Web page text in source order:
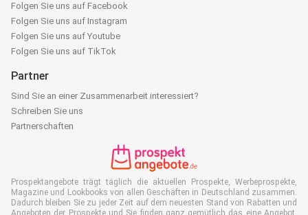
Folgen Sie uns auf Facebook
Folgen Sie uns auf Instagram
Folgen Sie uns auf Youtube
Folgen Sie uns auf TikTok
Partner
Sind Sie an einer Zusammenarbeit interessiert?
Schreiben Sie uns
Partnerschaften
Prospektangebote trägt täglich die aktuellen Prospekte, Werbeprospekte,
Magazine und Lookbooks von allen Geschäften in Deutschland zusammen.
Dadurch bleiben Sie zu jeder Zeit auf dem neuesten Stand von Rabatten und
Angeboten der Prospekte und Sie finden ganz gemütlich das eine Angebot,